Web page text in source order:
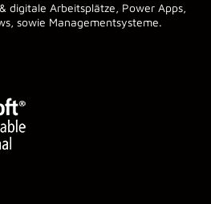
digitale Arbeitsplätze, Power Apps,
sowie Managementsysteme.